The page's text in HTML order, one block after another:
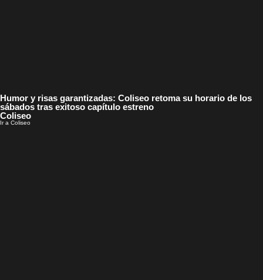
Humor y risas garantizadas: Coliseo retoma su horario de los
sábados tras exitoso capítulo estreno
Coliseo
Ir a Coliseo